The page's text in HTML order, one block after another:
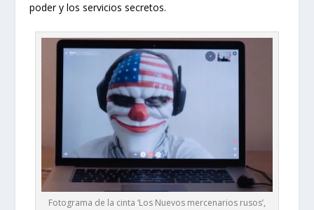
poder y los servicios secretos.
Fotograma de la cinta ‘Los Nuevos mercenarios rusos’,